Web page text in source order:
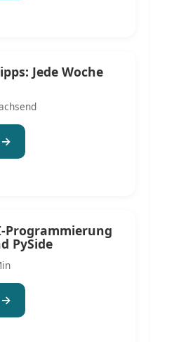
Jede Woche
→
Programmierung
PySide
→